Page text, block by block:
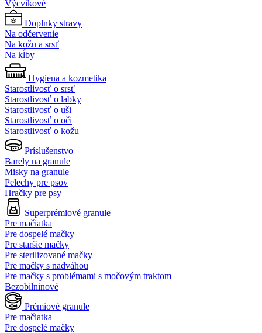
Výcvikové
Doplnky stravy
Na odčervenie
Na kožu a srsť
Na kĺby
Hygiena a kozmetika
Starostlivosť o srsť
Starostlivosť o labky
Starostlivosť o uši
Starostlivosť o oči
Starostlivosť o kožu
Príslušenstvo
Barely na granule
Misky na granule
Pelechy pre psov
Hračky pre psy
Superprémiové granule
Pre mačiatka
Pre dospelé mačky
Pre staršie mačky
Pre sterilizované mačky
Pre mačky s nadváhou
Pre mačky s problémami s močovým traktom
Bezobilninové
Prémiové granule
Pre mačiatka
Pre dospelé mačky